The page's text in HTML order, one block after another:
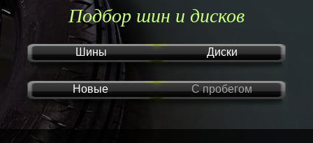
Подбор шин и дисков
Шины Диски
Новые С пробегом